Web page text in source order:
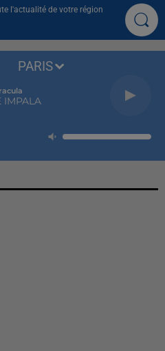
l'actualité de votre région
IMPALA
PARIS